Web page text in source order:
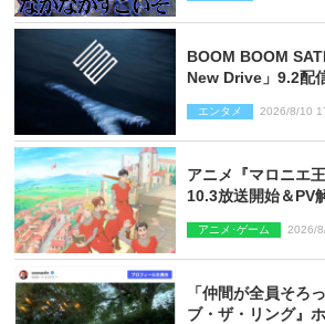
BOOM BOOM
New Drive」9.2配
エンタメ 2026/8/10
アニメ『マロニエ
10.3放送開始＆
アニメ･ゲーム 2026/
「仲間が全員そろ
ブ・ザ・リング』